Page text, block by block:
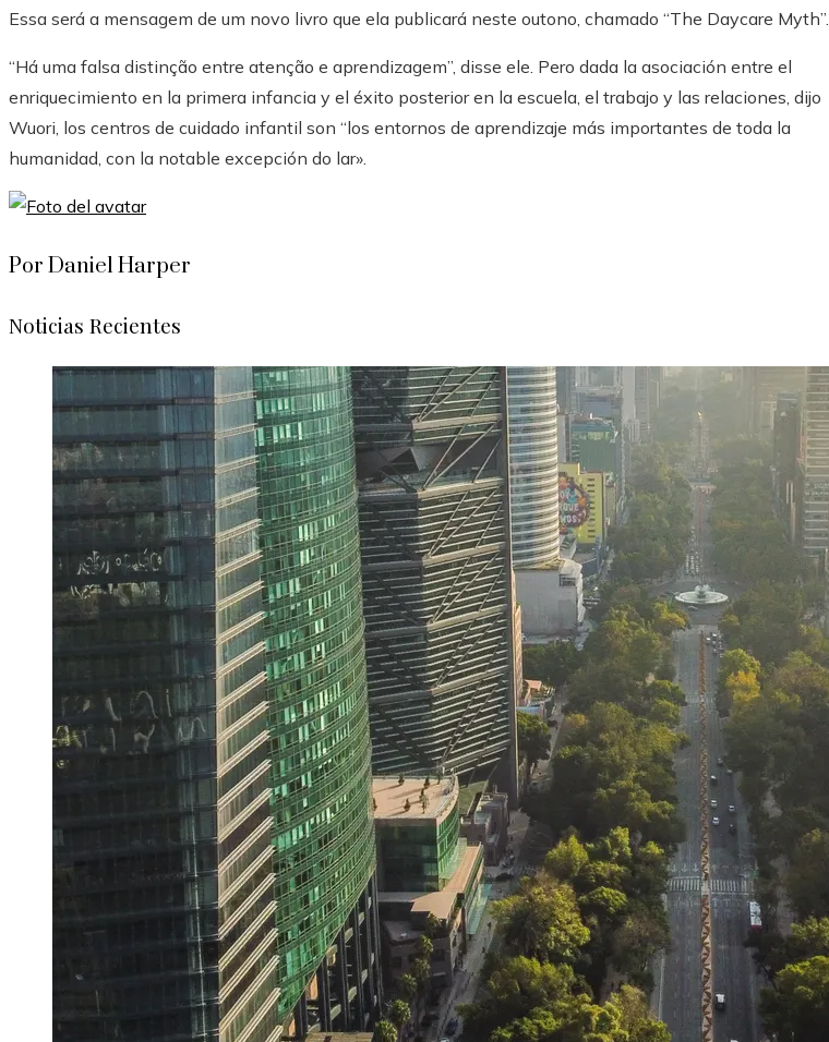
Essa será a mensagem de um novo livro que ela publicará neste outono, chamado “The Daycare Myth”.
“Há uma falsa distinção entre atenção e aprendizagem”, disse ele. Pero dada la asociación entre el
enriquecimiento en la primera infancia y el éxito posterior en la escuela, el trabajo y las relaciones, dijo
Wuori, los centros de cuidado infantil son “los entornos de aprendizaje más importantes de toda la
humanidad, con la notable excepción do lar».
Por Daniel Harper
Noticias Recientes